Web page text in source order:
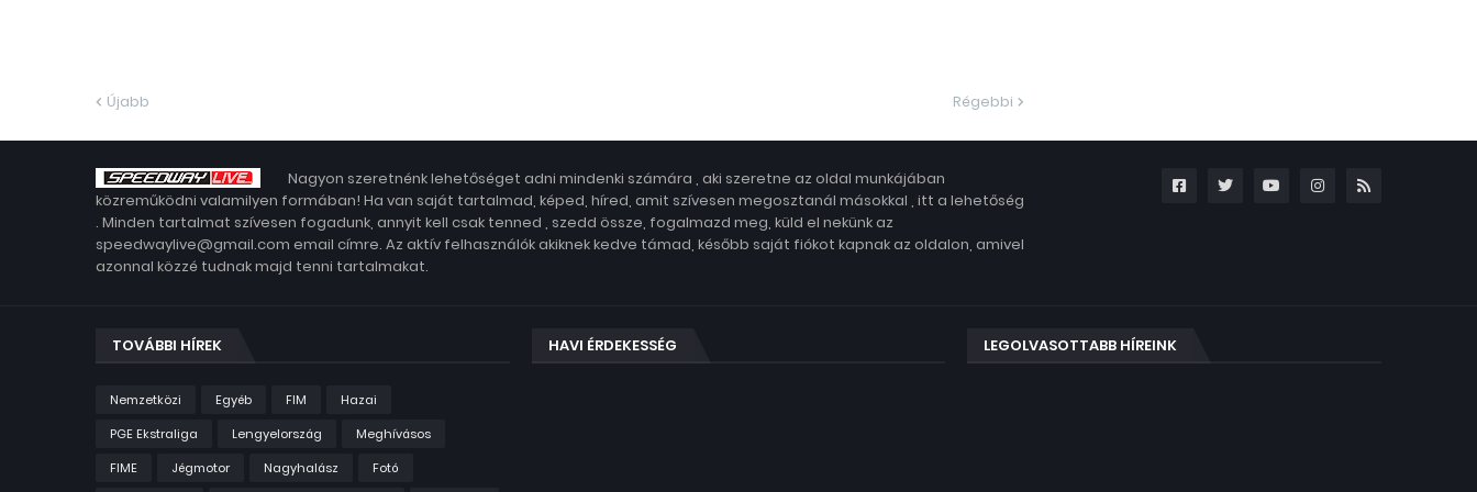
Újabb Régebbi
Nagyon szeretnénk lehetőséget adni mindenki számára , aki szeretne az oldal munkájában
közreműködni valamilyen formában! Ha van saját tartalmad, képed, híred, amit szívesen megosztanál másokkal , itt a lehetőség
. Minden tartalmat szívesen fogadunk, annyit kell csak tenned , szedd össze, fogalmazd meg, küld el nekünk az
speedwaylive@gmail.com email címre. Az aktív felhasználók akiknek kedve támad, később saját fiókot kapnak az oldalon, amivel
azonnal közzé tudnak majd tenni tartalmakat.
TOVÁBBI HÍREK
Nemzetközi Egyéb FIM
Hazai
PGE Ekstraliga
Lengyelország
Meghívásos
FIME
Jégmotor Nagyhalász Fotó
HAVI ÉRDEKESSÉG LEGOLVASOTTABB HÍREINK